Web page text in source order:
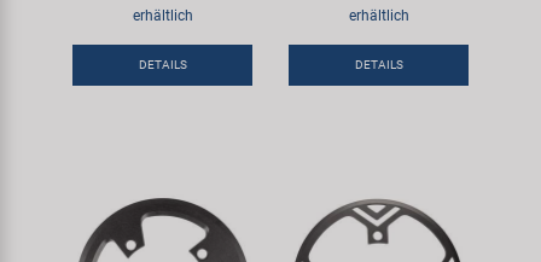
erhältlich
DETAILS
erhältlich
DETAILS